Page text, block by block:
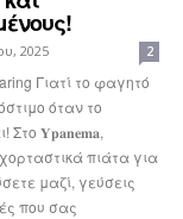
2025 2
φαγητό
όταν το
πιάτα για
μαζί, γεύσεις
που σας